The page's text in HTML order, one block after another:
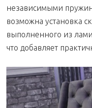
независимыми
возможна установка
выполненного из
что добавляет